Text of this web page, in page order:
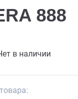
888
в наличии